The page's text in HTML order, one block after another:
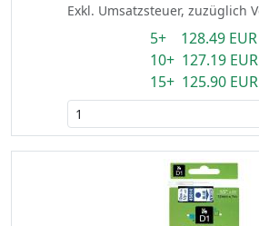
Exkl. Umsatzsteuer, zuzüglich
5+ 128.49 EUR
10+ 127.19 EUR
15+ 125.90 EUR